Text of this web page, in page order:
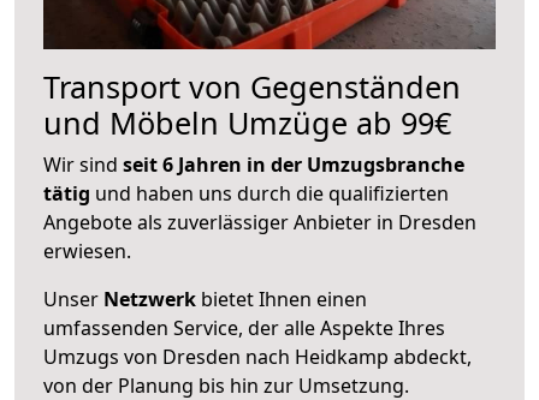
Transport von Gegenständen
und Möbeln Umzüge ab 99€
Wir sind seit 6 Jahren in der Umzugsbranche
tätig und haben uns durch die qualifizierten
Angebote als zuverlässiger Anbieter in Dresden
erwiesen.
Unser Netzwerk bietet Ihnen einen
umfassenden Service, der alle Aspekte Ihres
Umzugs von Dresden nach Heidkamp abdeckt,
von der Planung bis hin zur Umsetzung.